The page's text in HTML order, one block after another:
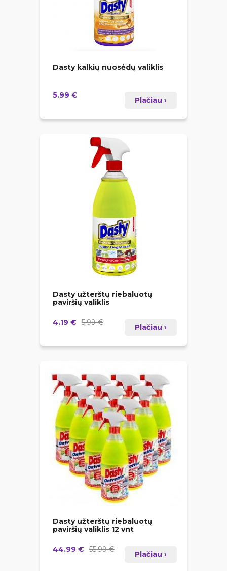
Dasty kalkių nuosėdų valiklis
5.99 €
Plačiau ›
Dasty užterštų riebaluotų
paviršių valiklis
4.19 € 5.99 €
Plačiau ›
Dasty užterštų riebaluotų
paviršių valiklis 12 vnt
44.99 € 55.99 €
Plačiau ›